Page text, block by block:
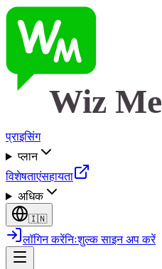
Wiz
प्राइसिंग
प्लान
विशेषताएंसहायता
अधिक
🇮🇳
लॉगिन करेंनिःशुल्क साइन अप करें